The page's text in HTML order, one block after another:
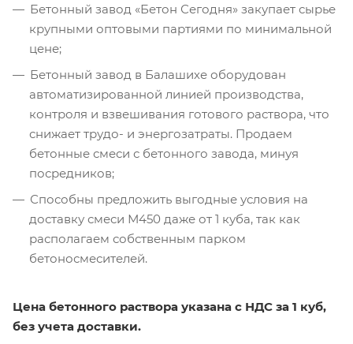
Бетонный завод «Бетон Сегодня» закупает сырье
крупными оптовыми партиями по минимальной
цене;
Бетонный завод в Балашихе оборудован
автоматизированной линией производства,
контроля и взвешивания готового раствора, что
снижает трудо- и энергозатраты. Продаем
бетонные смеси с бетонного завода, минуя
посредников;
Способны предложить выгодные условия на
доставку смеси М450 даже от 1 куба, так как
располагаем собственным парком
бетоносмесителей.
Цена бетонного раствора указана с НДС за 1 куб,
без учета доставки.